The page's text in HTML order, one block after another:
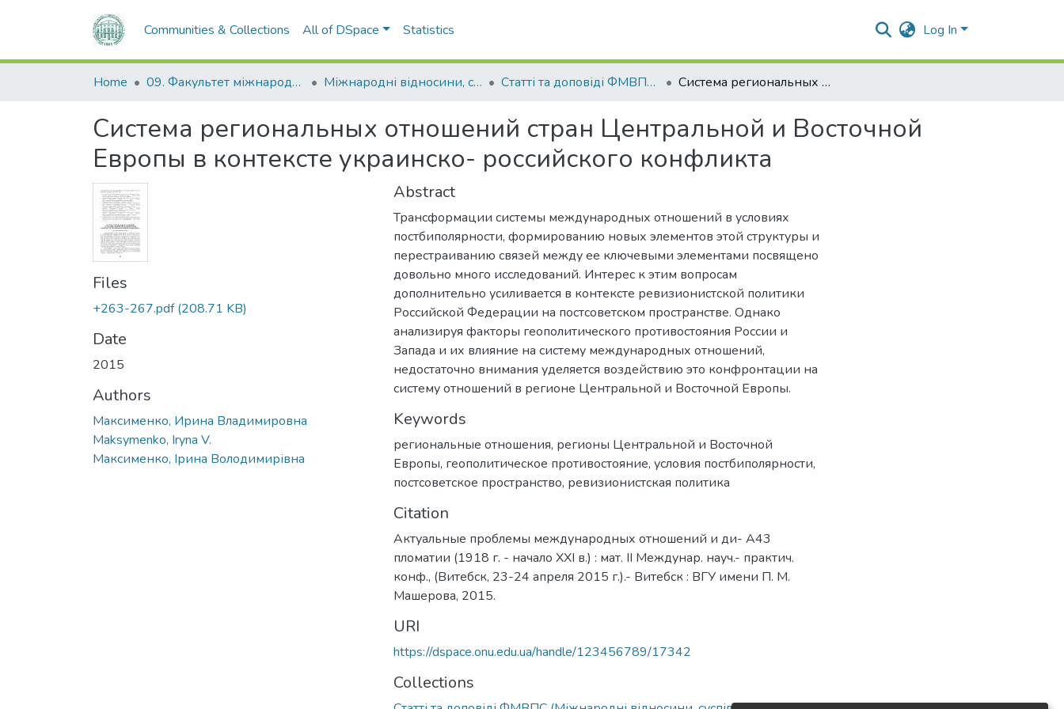
Communities & Collections All of DSpace Statistics Log In
Home 09. Факультет міжнародних відносин, політології та соціології Міжнародні відносини, суспільні комунікації та регіональні студії Статті та доповіді ФМВПС (Міжнародні відносини, суспільні комунікації та регіональні студії) Система региональных отношений стран Центральной и Восточной Европы в контексте украинско- российского конфликта
Система региональных отношений стран Центральной и Восточной
Европы в контексте украинско- российского конфликта
Files
+263-267.pdf(208.71 KB)
Date
2015
Authors
Максименко, Ирина Владимировна
Maksymenko, Iryna V.
Максименко, Ірина Володимирівна
Abstract
Трансформации системы международных отношений в условиях
постбиполярности, формированию новых элементов этой структуры и
перестраиванию связей между ее ключевыми элементами посвящено
довольно много исследований. Интерес к этим вопросам
дополнительно усиливается в контексте ревизионистской политики
Российской Федерации на постсоветском пространстве. Однако
анализируя факторы геополитического противостояния России и
Запада и их влияние на систему международных отношений,
недостаточно внимания уделяется воздействию это конфронтации на
систему отношений в регионе Центральной и Восточной Европы.
Keywords
региональные отношения, регионы Центральной и Восточной
Европы, геополитическоe противостояниe, условия постбиполярности,
постсоветское пространство, ревизионистская политика
Citation
Актуальные проблемы международных отношений и ди- А43
пломатии (1918 г. - начало XXI в.) : мат. II Междунар. науч.- практич.
конф., (Витебск, 23-24 апреля 2015 г.).- Витебск : ВГУ имени П. М.
Машерова, 2015.
URI
https://dspace.onu.edu.ua/handle/123456789/17342
Collections